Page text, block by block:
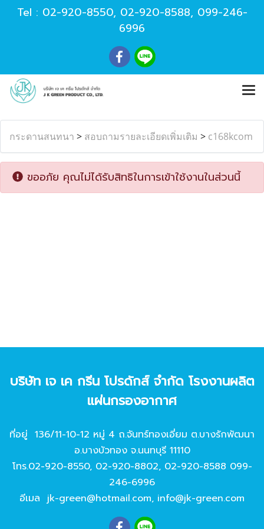
Tel : 02-920-8550, 02-920-8588, 099-246-
6996
กระดานสนทนา > สอบถามรายละเอียดเพิ่มเติม > c168kcom
ขออภัย คุณไม่ได้รับสิทธิในการเข้าใช้งานในส่วนนี้
บริษัท เจ เค กรีน โปรดักส์ จํากัด โรงงานผลิต
แผ่นกรองอากาศ
ที่อยู่ 136/11-10-12 หมู่ 4 ถ.จันทร์ทองเอี่ยม ต.บางรักพัฒนา
อ.บางบัวทอง จ.นนทบุรี 11110
โทร.02-920-8550, 02-920-8802, 02-920-8588 099-
246-6996
อีเมล jk-green@hotmail.com, info@jk-green.com